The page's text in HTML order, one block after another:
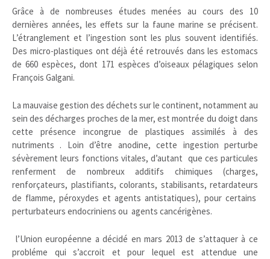
Grâce à de nombreuses études menées au cours des 10
dernières années, les effets sur la faune marine se précisent.
L’étranglement et l’ingestion sont les plus souvent identifiés.
Des micro-plastiques ont déjà été retrouvés dans les estomacs
de 660 espèces, dont 171 espèces d’oiseaux pélagiques selon
François Galgani.
La mauvaise gestion des déchets sur le continent, notamment au
sein des décharges proches de la mer, est montrée du doigt dans
cette présence incongrue de plastiques assimilés à des
nutriments . Loin d’être anodine, cette ingestion perturbe
sévèrement leurs fonctions vitales, d’autant que ces particules
renferment de nombreux additifs chimiques (charges,
renforçateurs, plastifiants, colorants, stabilisants, retardateurs
de flamme, péroxydes et agents antistatiques), pour certains
perturbateurs endocriniens ou agents cancérigènes.
l’Union européenne a décidé en mars 2013 de s’attaquer à ce
probléme qui s’accroit et pour lequel est attendue une